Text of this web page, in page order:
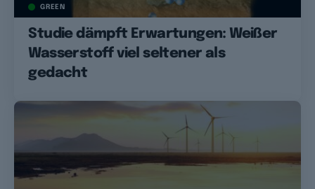
GREEN
Studie dämpft Erwartungen: Weißer
Wasserstoff viel seltener als
gedacht